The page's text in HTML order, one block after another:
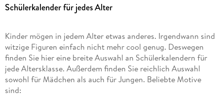
Schülerkalender für jedes Alter
Kinder mögen in jedem Alter etwas anderes. Irgendwann sind
witzige Figuren einfach nicht mehr cool genug. Deswegen
finden Sie hier eine breite Auswahl an Schülerkalendern für
jede Altersklasse. Außerdem finden Sie reichlich Auswahl
sowohl für Mädchen als auch für Jungen. Beliebte Motive
sind: